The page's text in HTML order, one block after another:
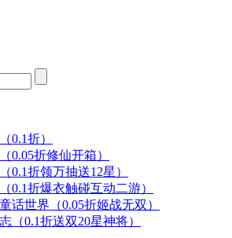
0.1折）
0.05折修仙开箱）
0.1折领万抽送12星）
0.1折爆衣触碰互动二游）
话世界（0.05折姬战无双）
（0.1折送双20星神将）